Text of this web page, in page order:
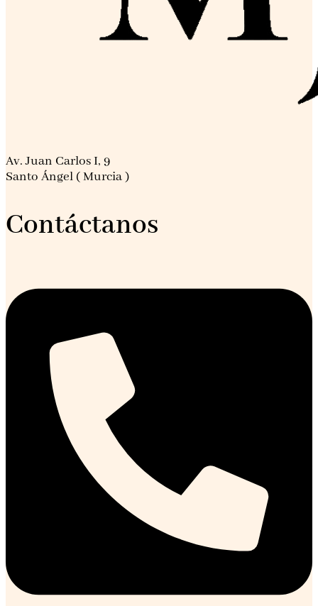
Av. Juan Carlos I, 9
Santo Ángel ( Murcia )
Contáctanos